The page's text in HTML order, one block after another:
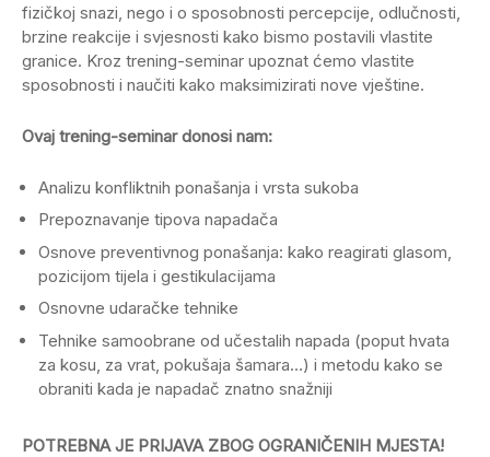
fizičkoj snazi, nego i o sposobnosti percepcije, odlučnosti,
brzine reakcije i svjesnosti kako bismo postavili vlastite
granice. Kroz trening-seminar upoznat ćemo vlastite
sposobnosti i naučiti kako maksimizirati nove vještine.
Ovaj trening-seminar donosi nam:
Analizu konfliktnih ponašanja i vrsta sukoba
Prepoznavanje tipova napadača
Osnove preventivnog ponašanja: kako reagirati glasom,
pozicijom tijela i gestikulacijama
Osnovne udaračke tehnike
Tehnike samoobrane od učestalih napada (poput hvata
za kosu, za vrat, pokušaja šamara…) i metodu kako se
obraniti kada je napadač znatno snažniji
POTREBNA JE PRIJAVA ZBOG OGRANIČENIH MJESTA!